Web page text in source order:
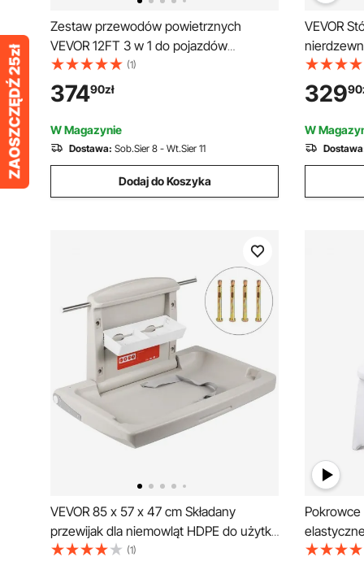
Zestaw przewodów powietrznych
VEVOR 12FT 3 w 1 do pojazdów
ciężarowych. 2 uchwyty do rąk
(1)
37490zł
W Magazynie
Dostawa: Sob.Sier 8 - Wt.Sier 11
Dodaj do Koszyka
VEVOR
prania,
32990
W
VEVOR 85 x 57 x 47 cm Składany
przewijak dla niemowląt HDPE do użytku
biznesowego i prywatnego
(1)
Pokrowce